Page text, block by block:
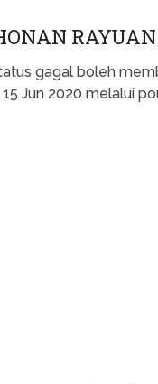
gagal boleh
Jun 2020 melalui